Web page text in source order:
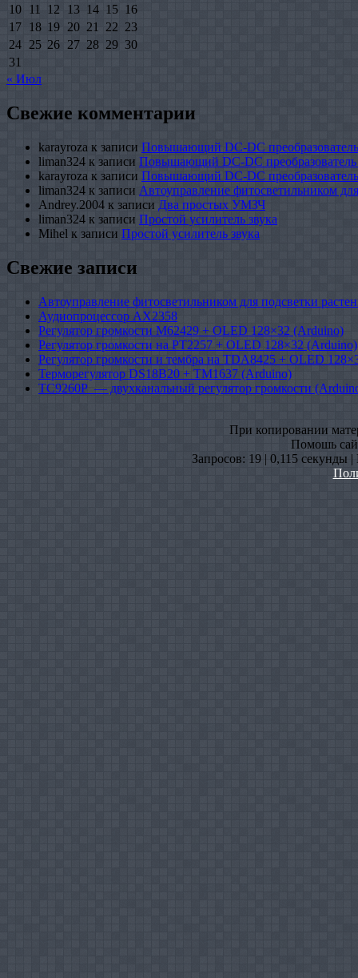
10 11 12 13 14 15 16
17 18 19 20 21 22 23
24 25 26 27 28 29 30
31
« Июл
Свежие комментарии
karayroza к записи Повышающий DC-DC
liman324 к записи Повышающий DC-DC
karayroza к записи Повышающий DC-DC
liman324 к записи Автоуправление фитосветильником
Andrey.2004 к записи Два простых УМЗЧ
liman324 к записи Простой усилитель звука
Mihel к записи Простой усилитель звука
Свежие записи
Автоуправление фитосветильником для подсветки
Аудиопроцессор AX2358
Регулятор громкости M62429 + OLED 128×32 (Arduino)
Регулятор громкости на PT2257 + OLED 128×32 (Arduino)
Регулятор громкости и тембра на TDA8425 + OLED
Терморегулятор DS18B20 + TM1637 (Arduino)
TC9260P — двухканальный регулятор громкости
При копировании
Помошь
Запросов: 19 | 0,115 секунды